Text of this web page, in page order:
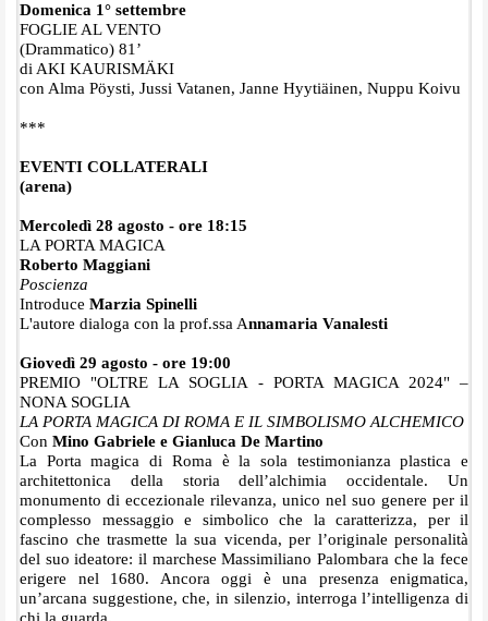
Domenica 1° settembre
FOGLIE AL VENTO
(Drammatico) 81’
di AKI KAURISMÄKI
con Alma Pöysti, Jussi Vatanen, Janne Hyytiäinen, Nuppu Koivu
***
EVENTI COLLATERALI
(arena)
Mercoledì 28 agosto - ore 18:15
LA PORTA MAGICA
Roberto Maggiani
Poscienza
Introduce Marzia Spinelli
L'autore dialoga con la prof.ssa Annamaria Vanalesti
Giovedì 29 agosto - ore 19:00
PREMIO "OLTRE LA SOGLIA - PORTA MAGICA 2024" –
NONA SOGLIA
LA PORTA MAGICA DI ROMA E IL SIMBOLISMO ALCHEMICO
Con Mino Gabriele e Gianluca De Martino
La Porta magica di Roma è la sola testimonianza plastica e
architettonica della storia dell’alchimia occidentale. Un
monumento di eccezionale rilevanza, unico nel suo genere per il
complesso messaggio e simbolico che la caratterizza, per il
fascino che trasmette la sua vicenda, per l’originale personalità
del suo ideatore: il marchese Massimiliano Palombara che la fece
erigere nel 1680. Ancora oggi è una presenza enigmatica,
un’arcana suggestione, che, in silenzio, interroga l’intelligenza di